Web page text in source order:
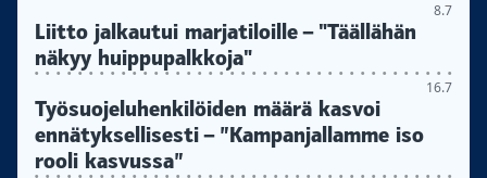
8.7
Liitto jalkautui marjatiloille – "Täällähän
näkyy huippupalkkoja"
16.7
Työsuojeluhenkilöiden määrä kasvoi
ennätyksellisesti – ”Kampanjallamme iso
rooli kasvussa”